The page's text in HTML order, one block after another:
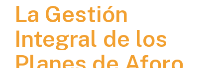
La Gestión
Integral de los